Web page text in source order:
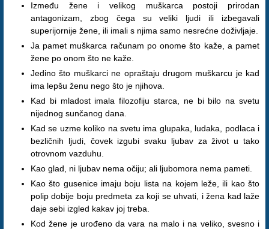
Između žene i velikog muškarca postoji prirodan
antagonizam, zbog čega su veliki ljudi ili izbegavali
superijornije žene, ili imali s njima samo nesrećne doživljaje.
Ja pamet muškarca računam po onome što kaže, a pamet
žene po onom što ne kaže.
Jedino što muškarci ne opraštaju drugom muškarcu je kad
ima lepšu ženu nego što je njihova.
Kad bi mladost imala filozofiju starca, ne bi bilo na svetu
nijednog sunčanog dana.
Kad se uzme koliko na svetu ima glupaka, ludaka, podlaca i
bezličnih ljudi, čovek izgubi svaku ljubav za život u tako
otrovnom vazduhu.
Kao glad, ni ljubav nema očiju; ali ljubomora nema pameti.
Kao što gusenice imaju boju lista na kojem leže, ili kao što
polip dobije boju predmeta za koji se uhvati, i žena kad laže
daje sebi izgled kakav joj treba.
Kod žene je urođeno da vara na malo i na veliko, svesno i